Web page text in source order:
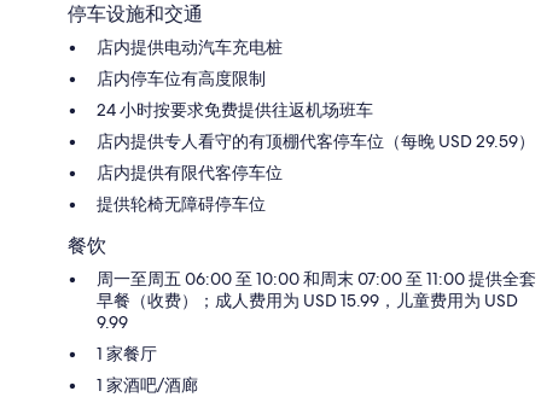
停车设施和交通
店内提供电动汽车充电桩
店内停车位有高度限制
24 小时按要求免费提供往返机场班车
店内提供专人看守的有顶棚代客停车位（每晚 USD 29.59）
店内提供有限代客停车位
提供轮椅无障碍停车位
餐饮
周一至周五 06:00 至 10:00 和周末 07:00 至 11:00 提供全套
早餐（收费）；成人费用为 USD 15.99，儿童费用为 USD
9.99
1 家餐厅
1 家酒吧/酒廊